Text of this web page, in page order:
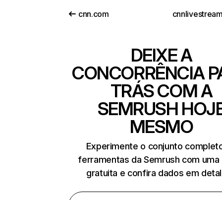
cnn.com
DEIXE A
CONCORRÊNCIA
TRÁS COM A
SEMRUSH
MESMO
Experimente o conjunto
ferramentas da Semrush com uma
gratuita e confira dados em